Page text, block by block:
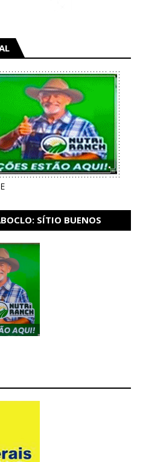
SÍTIO BUENOS